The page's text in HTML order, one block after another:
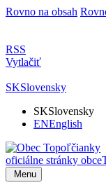
Rovno na obsah
RSS
Vytlačiť
SKSlovensky
SKSlovensky
ENEnglish
oficiálne stránky obce
Menu